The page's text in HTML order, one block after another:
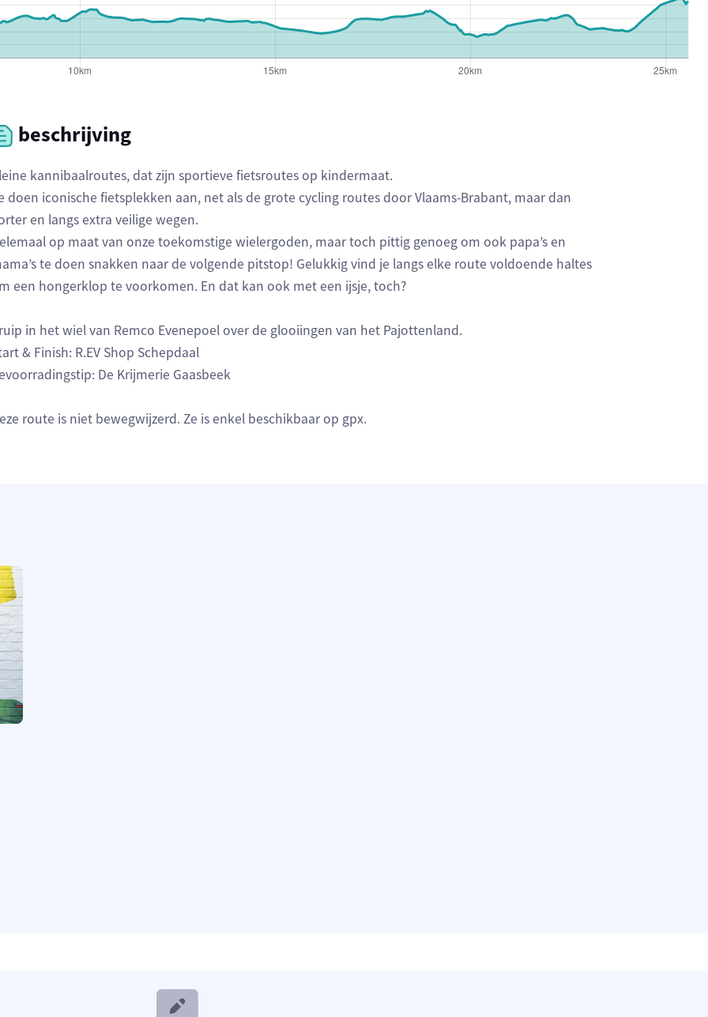
beschrijving
kannibaalroutes, dat zijn sportieve fietsroutes op kindermaat.
doen iconische fietsplekken aan, net als de grote cycling routes door Vlaams-Brabant, maar dan
en langs extra veilige wegen.
op maat van onze toekomstige wielergoden, maar toch pittig genoeg om ook papa’s en
te doen snakken naar de volgende pitstop! Gelukkig vind je langs elke route voldoende haltes
een hongerklop te voorkomen. En dat kan ook met een ijsje, toch?
in het wiel van Remco Evenepoel over de glooiingen van het Pajottenland.
& Finish: R.EV Shop Schepdaal
De Krijmerie Gaasbeek
route is niet bewegwijzerd. Ze is enkel beschikbaar op gpx.